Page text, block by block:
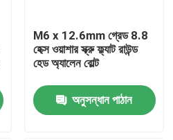
M6 x 12.6mm গ্রেড 8.8
হেক্স ওয়াশার স্ক্রু ফ্ল্যাট রাউন্ড
হেড অ্যালেন বোল্ট
অনুসন্ধান পাঠান